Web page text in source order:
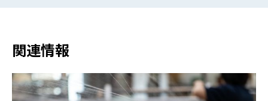
関連情報